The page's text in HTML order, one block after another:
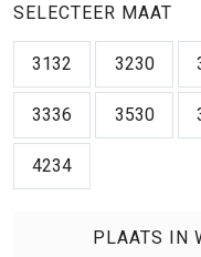
SELECTEER MAAT
3132 3230
3336 3530
4234
PLAATS IN